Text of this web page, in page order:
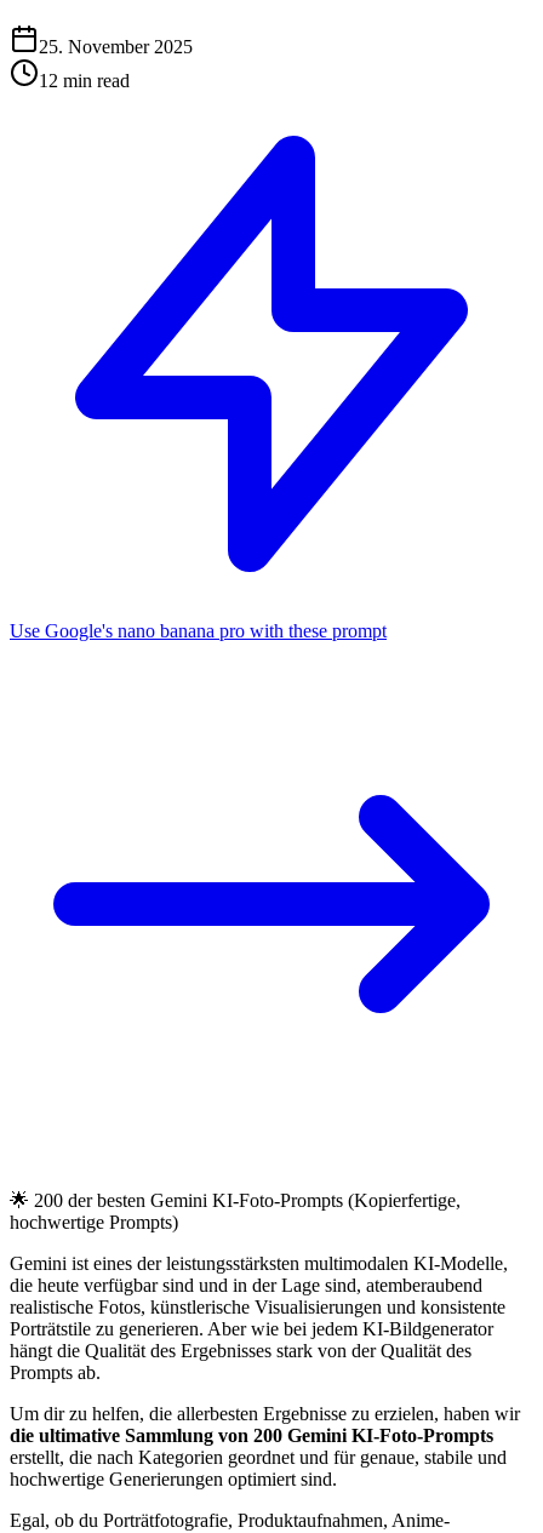
25. November 2025
12 min read
Use Google's nano banana pro with these prompt
🌟 200 der besten Gemini KI-Foto-Prompts (Kopierfertige,
hochwertige Prompts)
Gemini ist eines der leistungsstärksten multimodalen KI-Modelle,
die heute verfügbar sind und in der Lage sind, atemberaubend
realistische Fotos, künstlerische Visualisierungen und konsistente
Porträtstile zu generieren. Aber wie bei jedem KI-Bildgenerator
hängt die Qualität des Ergebnisses stark von der Qualität des
Prompts ab.
Um dir zu helfen, die allerbesten Ergebnisse zu erzielen, haben wir
die ultimative Sammlung von 200 Gemini KI-Foto-Prompts
erstellt, die nach Kategorien geordnet und für genaue, stabile und
hochwertige Generierungen optimiert sind.
Egal, ob du Porträtfotografie, Produktaufnahmen, Anime-